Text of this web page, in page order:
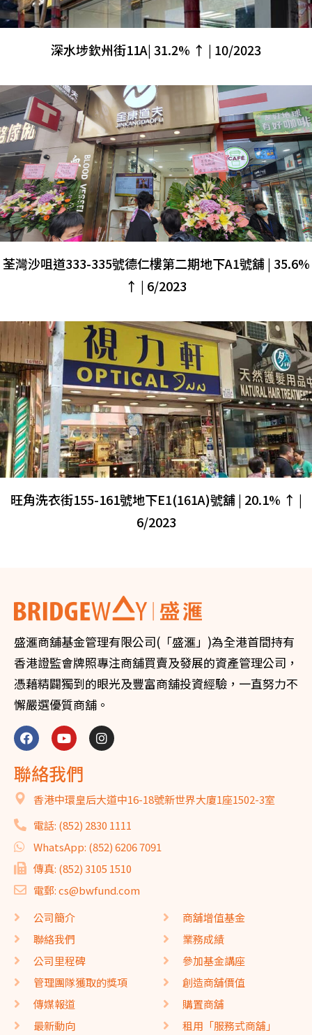
深水埗欽州街11A| 31.2% ↑ | 10/2023
荃灣沙咀道333-335號德仁樓第二期地下A1號舖 | 35.6%
↑ | 6/2023
旺角洗衣街155-161號地下E1(161A)號舖 | 20.1% ↑ |
6/2023
盛滙商舖基金管理有限公司(「盛滙」)為全港首間持有
香港證監會牌照專注商舖買賣及發展的資產管理公司，
憑藉精闢獨到的眼光及豐富商舖投資經驗，一直努力不
懈嚴選優質商舖。
聯絡我們
香港中環皇后大道中16-18號新世界大廈1座1502-3室
電話: (852) 2830 1111
WhatsApp: (852) 6206 7091
傳真: (852) 3105 1510
電郵: cs@bwfund.com
公司簡介
聯絡我們
公司里程碑
管理團隊獲取的獎項
傳媒報道
最新動向
商舖增值基金
業務成績
參加基金講座
創造商舖價值
購置商舖
租用「服務式商舖」